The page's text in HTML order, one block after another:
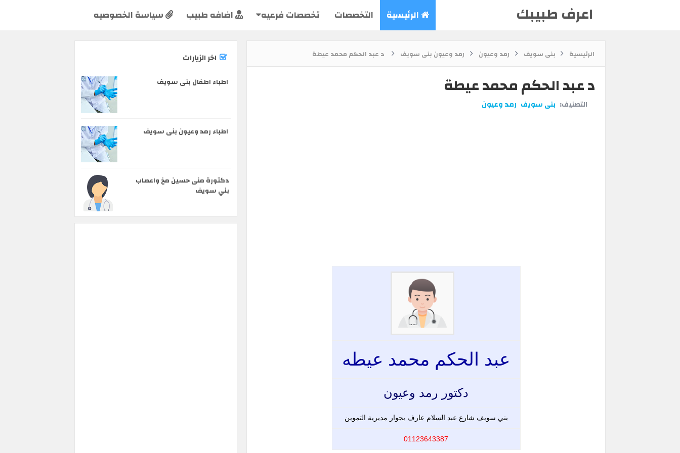
اعرف طبيبك الرئيسية التخصصات تخصصات فرعيه اضافه طبيب سياسة الخصوصيه
الرئيسية بنى سويف رمد وعيون رمد وعيون بنى سويف د عبد الحكم محمد عيطة
د عبد الحكم محمد عيطة
التصنيف: بنى سويف رمد وعيون
عبد الحكم محمد عيطه
دكتور رمد وعيون
بني سويف شارع عبد السلام عارف بجوار مديرية التموين
01123643387
اخر الزيارات
اطباء اطفال بنى سويف
اطباء رمد وعيون بنى سويف
دكتورة منى حسين مخ واعصاب
بني سويف